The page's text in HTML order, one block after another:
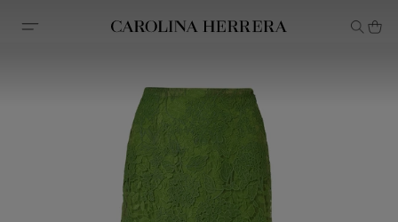
Declaração de acessibilidade